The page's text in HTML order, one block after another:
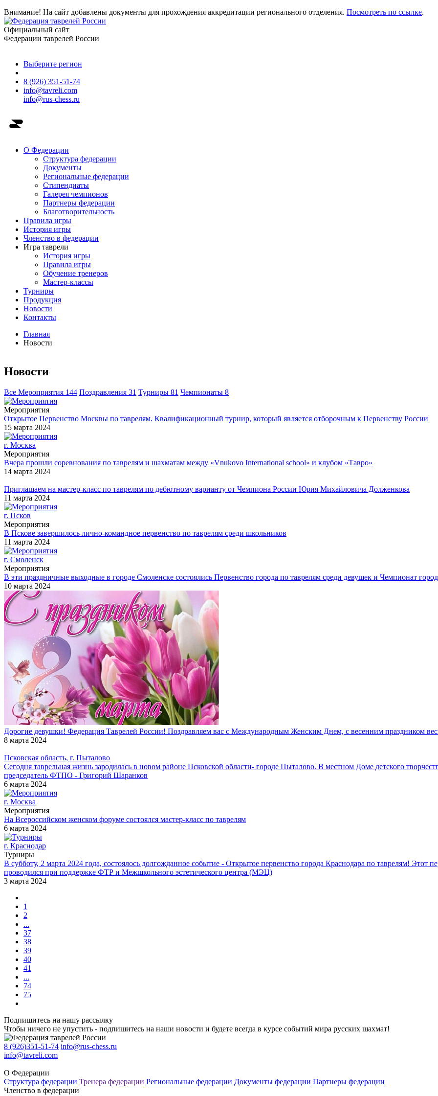
Внимание! На сайт добавлены документы для прохождения аккредитации регионального отделения. Посмотреть по ссылке.
Официальный сайт
Федерации таврелей России
Выберите регион
8 (926) 351-51-74
info@tavreli.com
info@rus-chess.ru
О Федерации
Структура федерации
Документы
Региональные федерации
Стипендиаты
Галерея чемпионов
Партнеры федерации
Благотворительность
Правила игры
История игры
Членство в федерации
Игра таврели
История игры
Правила игры
Обучение тренеров
Мастер-классы
Турниры
Продукция
Новости
Контакты
Главная
Новости
Новости
Все Мероприятия 144 Поздравления 31 Турниры 81 Чемпионаты 8
Мероприятия
Открытое Первенство Москвы по таврелям. Квалификационный турнир, который является отборочным к Первенству России
15 марта 2024
г. Москва
Мероприятия
Вчера прошли соревнования по таврелям и шахматам между «Vnukovo International school» и клубом «Тавро»
14 марта 2024
Приглашаем на мастер-класс по таврелям по дебютному варианту от Чемпиона России Юрия Михайловича Долженкова
11 марта 2024
г. Псков
Мероприятия
В Пскове завершилось лично-командное первенство по таврелям среди школьников
11 марта 2024
г. Смоленск
Мероприятия
В эти праздничные выходные в городе Смоленске состоялись Первенство города по таврелям среди девушек и Чемпионат
10 марта 2024
Дорогие девушки! Федерация Таврелей России! Поздравляем вас с Международным Женским Днем, с весенним праздником
8 марта 2024
Псковская область, г. Пыталово
Сегодня таврельная жизнь зародилась в новом районе Псковской области- городе Пыталово. В местном Доме детского
председатель ФТПО - Григорий Шаранков
6 марта 2024
г. Москва
Мероприятия
На Всероссийском женском форуме состоялся мастер-класс по таврелям
6 марта 2024
г. Краснодар
Турниры
В субботу, 2 марта 2024 года, состоялось долгожданное событие - Открытое первенство города Краснодара по таврелям! Этот
проводился при поддержке ФТР и Межшкольного эстетического центра (МЭЦ)
3 марта 2024
1
2
...
37
38
39
40
41
...
74
75
Подпишитесь на нашу рассылку
Чтобы ничего не упустить - подпишитесь на наши новости и будете всегда в курсе событий мира русских шахмат!
8 (926)351-51-74 info@rus-chess.ru
info@tavreli.com
О Федерации
Структура федерации Тренера федерации Региональные федерации Документы федерации Партнеры федерации
Членство в федерации